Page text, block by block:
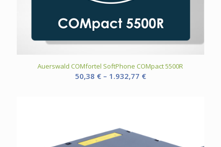
Auerswald COMfortel SoftPhone COMpact 5500R
50,38 € – 1.932,77 €Preisspanne: